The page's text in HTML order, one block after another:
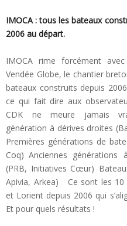
IMOCA : tous les bateaux
2006 au départ.
IMOCA rime forcément
Vendée Globe, le chantier
bateaux construits depuis
ce qui fait dire aux
CDK ne meure jamais
génération à dérives droites
Premières générations de
Coq) Anciennes
(PRB, Initiatives Cœur)
Apivia, Arkea) Ce sont les
et Lorient depuis 2006 qui
Et pour quels résultats !